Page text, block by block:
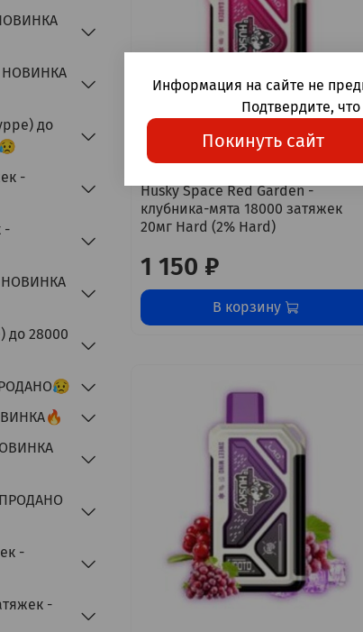
Husky Space Red Garden -
клубника-мята 18000 затяжек
20мг Hard (2% Hard)
1 150 ₽
В корзину
НОВИНКА
до
-
-
НОВИНКА
до 28000
ПРОДАНО
-
-
Информация на сайте не
Подтвердите,
Покинуть сайт